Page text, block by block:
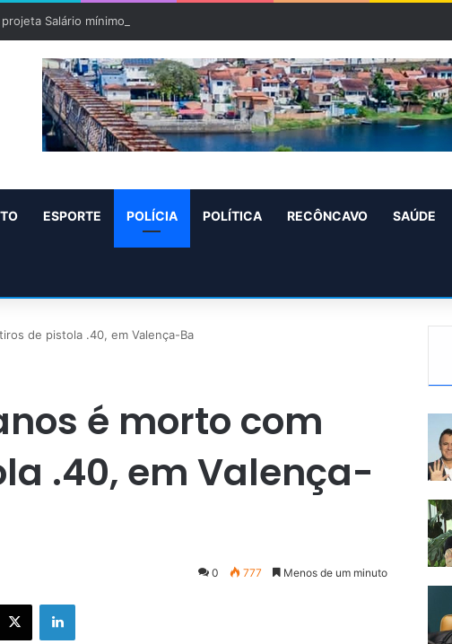
Salário mínimo para 2027 de R$ 1.717 “Aumento de R$ 96”
ESPORTE POLÍCIA POLÍTICA RECÔNCAVO SAÚDE
de pistola .40, em Valença-Ba
é morto com
.40, em Valença-
0 777 Menos de um minuto
X